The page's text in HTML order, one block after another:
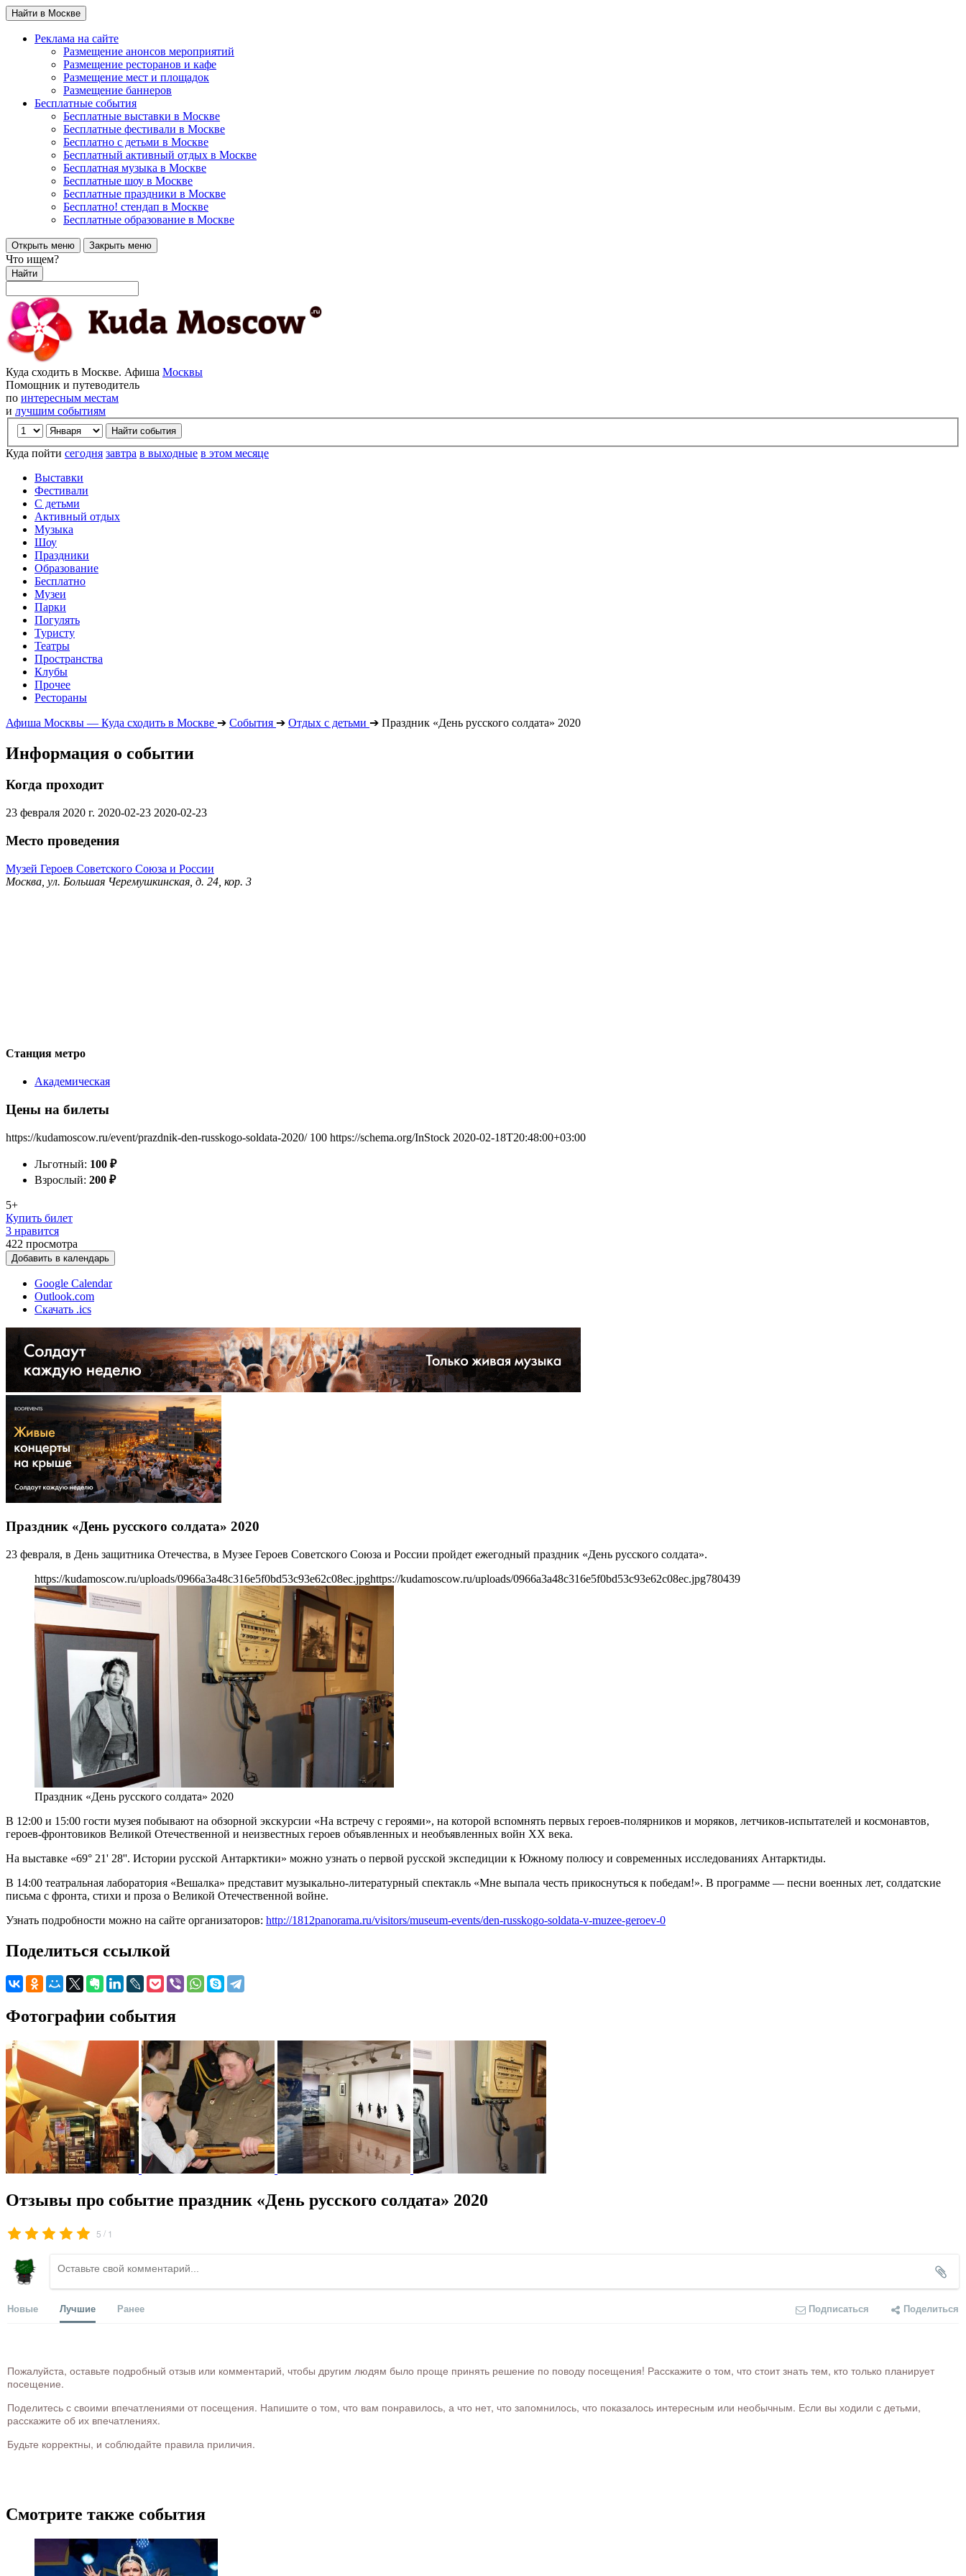
Найти в Москве
Реклама на сайте
Размещение анонсов мероприятий
Размещение ресторанов и кафе
Размещение мест и площадок
Размещение баннеров
Бесплатные события
Бесплатные выставки в Москве
Бесплатные фестивали в Москве
Бесплатно с детьми в Москве
Бесплатный активный отдых в Москве
Бесплатная музыка в Москве
Бесплатные шоу в Москве
Бесплатные праздники в Москве
Бесплатно! стендап в Москве
Бесплатные образование в Москве
Открыть меню Закрыть меню
Что ищем?
Найти
Куда сходить в Москве. Афиша Москвы
Помощник и путеводитель
по интересным местам
и лучшим событиям
Куда пойти сегодня завтра в выходные в этом месяце
Выставки
Фестивали
С детьми
Активный отдых
Музыка
Шоу
Праздники
Образование
Бесплатно
Музеи
Парки
Погулять
Туристу
Театры
Пространства
Клубы
Прочее
Рестораны
Афиша Москвы — Куда сходить в Москве ➔ События ➔ Отдых с детьми ➔ Праздник «День русского солдата» 2020
Информация о событии
Когда проходит
23 февраля 2020 г. 2020-02-23 2020-02-23
Место проведения
Музей Героев Советского Союза и России
Москва, ул. Большая Черемушкинская, д. 24, кор. 3
Станция метро
Академическая
Цены на билеты
https://kudamoscow.ru/event/prazdnik-den-russkogo-soldata-2020/ 100 https://schema.org/InStock 2020-02-18T20:48:00+03:00
Льготный: 100 ₽
Взрослый: 200 ₽
5+
Купить билет
3 нравится
422 просмотра
Добавить в календарь
Google Calendar
Outlook.com
Скачать .ics
Праздник «День русского солдата» 2020
23 февраля, в День защитника Отечества, в Музее Героев Советского Союза и России пройдет ежегодный праздник «День русского солдата».
https://kudamoscow.ru/uploads/0966a3a48c316e5f0bd53c93e62c08ec.jpghttps://kudamoscow.ru/uploads/0966a3a48c316e5f0bd53c93e62c08ec.jpg780439
Праздник «День русского солдата» 2020
В 12:00 и 15:00 гости музея побывают на обзорной экскурсии «На встречу с героями», на которой вспомнять первых героев-полярников и моряков, летчиков-испытателей и космонавтов,
героев-фронтовиков Великой Отечественной и неизвестных героев объявленных и необъявленных войн XX века.
На выставке «69° 21' 28''. Истории русской Антарктики» можно узнать о первой русской экспедиции к Южному полюсу и современных исследованиях Антарктиды.
В 14:00 театральная лаборатория «Вешалка» представит музыкально-литературный спектакль «Мне выпала честь прикоснуться к победам!». В программе — песни военных лет, солдатские
письма с фронта, стихи и проза о Великой Отечественной войне.
Узнать подробности можно на сайте организаторов: http://1812panorama.ru/visitors/museum-events/den-russkogo-soldata-v-muzee-geroev-0
Поделиться ссылкой
Фотографии события
Отзывы про событие праздник «День русского солдата» 2020
5 / 1
Новые Лучшие Ранее Подписаться Поделиться
Пожалуйста, оставьте подробный отзыв или комментарий, чтобы другим людям было проще принять решение по поводу посещения! Расскажите о том, что стоит знать тем, кто только планирует
посещение.
Поделитесь с своими впечатлениями от посещения. Напишите о том, что вам понравилось, а что нет, что запомнилось, что показалось интересным или необычным. Если вы ходили с детьми,
расскажите об их впечатлениях.
Будьте корректны, и соблюдайте правила приличия.
Смотрите также события